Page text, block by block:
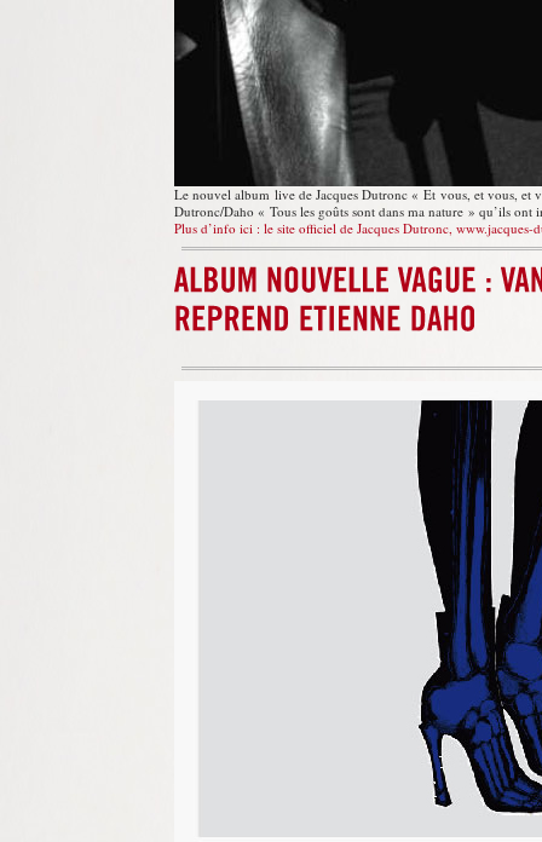
Le nouvel album live de Jacques Dutronc « Et vous, et vous,
Dutronc/Daho « Tous les goûts sont dans ma nature » qu’ils ont
Plus d’info ici : le site officiel de Jacques Dutronc, www.jacques-